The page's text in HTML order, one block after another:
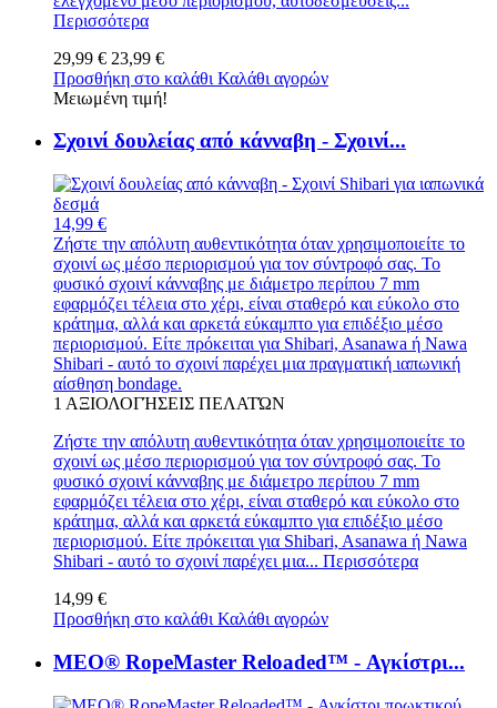
Περισσότερα
29,99 € 23,99 €
Προσθήκη στο καλάθι Καλάθι αγορών
Μειωμένη τιμή!
Σχοινί δουλείας από κάνναβη - Σχοινί...
14,99 €
Ζήστε την απόλυτη αυθεντικότητα όταν χρησιμοποιείτε το
σχοινί ως μέσο περιορισμού για τον σύντροφό σας. Το
φυσικό σχοινί κάνναβης με διάμετρο περίπου 7 mm
εφαρμόζει τέλεια στο χέρι, είναι σταθερό και εύκολο στο
κράτημα, αλλά και αρκετά εύκαμπτο για επιδέξιο μέσο
περιορισμού. Είτε πρόκειται για Shibari, Asanawa ή Nawa
Shibari - αυτό το σχοινί παρέχει μια πραγματική ιαπωνική
αίσθηση bondage.
1 ΑΞΙΟΛΟΓΉΣΕΙΣ ΠΕΛΑΤΏΝ
Ζήστε την απόλυτη αυθεντικότητα όταν χρησιμοποιείτε το
σχοινί ως μέσο περιορισμού για τον σύντροφό σας. Το
φυσικό σχοινί κάνναβης με διάμετρο περίπου 7 mm
εφαρμόζει τέλεια στο χέρι, είναι σταθερό και εύκολο στο
κράτημα, αλλά και αρκετά εύκαμπτο για επιδέξιο μέσο
περιορισμού. Είτε πρόκειται για Shibari, Asanawa ή Nawa
Shibari - αυτό το σχοινί παρέχει μια... Περισσότερα
14,99 €
Προσθήκη στο καλάθι Καλάθι αγορών
MEO® RopeMaster Reloaded™ - Αγκίστρι...